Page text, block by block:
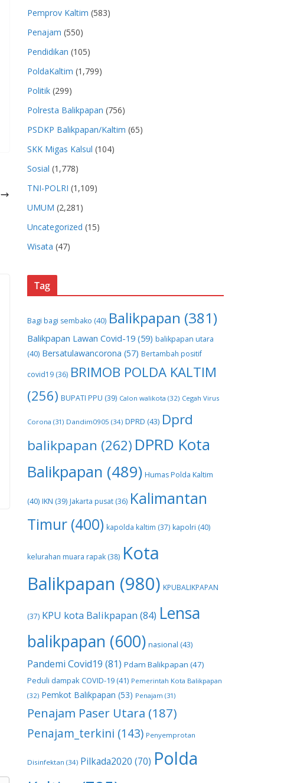
Pemprov Kaltim (583)
Penajam (550)
Pendidikan (105)
PoldaKaltim (1,799)
Politik (299)
Polresta Balikpapan (756)
PSDKP Balikpapan/Kaltim (65)
SKK Migas Kalsul (104)
Sosial (1,778)
TNI-POLRI (1,109)
UMUM (2,281)
Uncategorized (15)
Wisata (47)
Tag
Bagi bagi sembako (40) Balikpapan (381)
Balikpapan Lawan Covid-19 (59) balikpapan utara
(40) Bersatulawancorona (57) Bertambah positif
covid19 (36) BRIMOB POLDA KALTIM
(256) BUPATI PPU (39) Calon walikota (32) Cegah Virus
Corona (31) Dandim0905 (34) DPRD (43) Dprd
balikpapan (262) DPRD Kota
Balikpapan (489) Humas Polda Kaltim
(40) IKN (39) Jakarta pusat (36) Kalimantan
Timur (400) kapolda kaltim (37) kapolri (40)
kelurahan muara rapak (38) Kota
Balikpapan (980) KPUBALIKPAPAN
(37) KPU kota Balikpapan (84) Lensa
balikpapan (600) nasional (43)
Pandemi Covid19 (81) Pdam Balikpapan (47)
Peduli dampak COVID-19 (41) Pemerintah Kota Balikpapan
(32) Pemkot Balikpapan (53) Penajam (31)
Penajam Paser Utara (187)
Penajam_terkini (143) Penyemprotan
Disinfektan (34) Pilkada2020 (70) Polda